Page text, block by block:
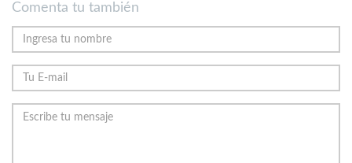
Comenta tu también